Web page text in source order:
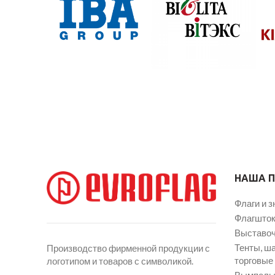
Производство фирменной продукции с
логотипом и товаров с символикой.
НАША
Флаги и
Тенты,